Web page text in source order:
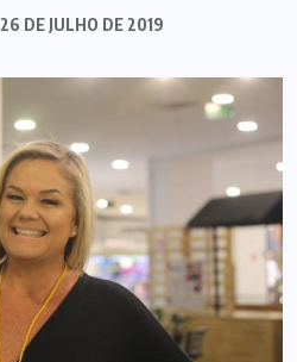
26 DE JULHO DE 2019